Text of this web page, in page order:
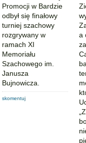
Promocji w Bardzie
odbył się finałowy
turniej szachowy
rozgrywany w
ramach XI
Memoriału
Szachowego im.
Janusza
Bujnowicza.
skomentuj
a